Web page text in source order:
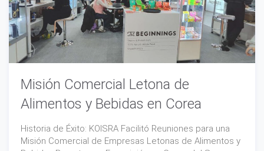
Misión Comercial Letona de
Alimentos y Bebidas en Corea
Historia de Éxito: KOISRA Facilitó Reuniones para una
Misión Comercial de Empresas Letonas de Alimentos y